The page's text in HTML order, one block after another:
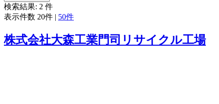
検索結果: 2 件
表示件数 20件 | 50件
株式会社大森工業門司リサイクル工場